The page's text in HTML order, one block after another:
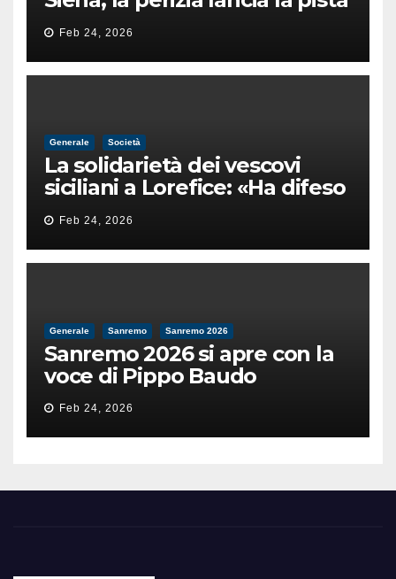
di un’intimidazione finita
male
Feb 24, 2026
Generale Società
La solidarietà dei vescovi
siciliani a Lorefice: «Ha difeso
il valore e la dignità
dell’umanità»
Feb 24, 2026
Generale Sanremo Sanremo 2026
Sanremo 2026 si apre con la
voce di Pippo Baudo
Feb 24, 2026